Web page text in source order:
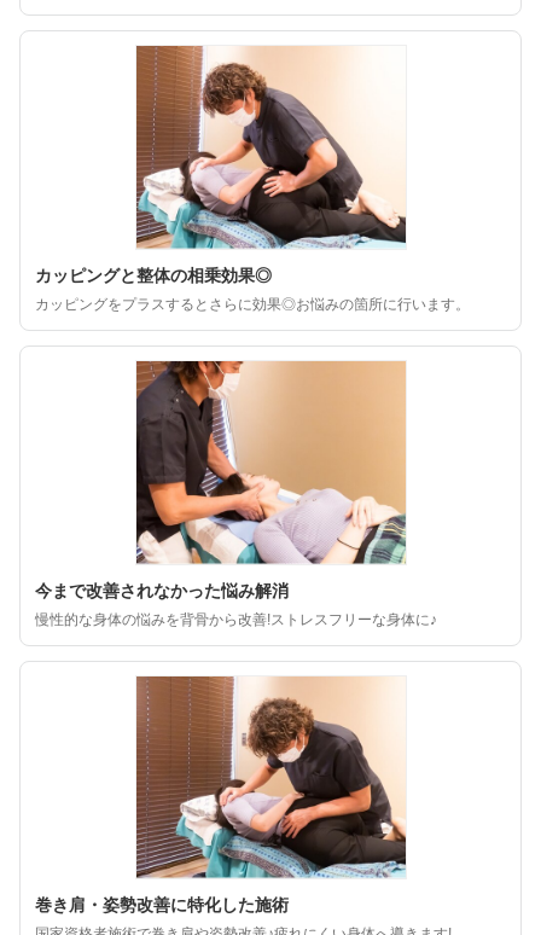
カッピングと整体の相乗効果◎
カッピングをプラスするとさらに効果◎お悩みの箇所に行います。
今まで改善されなかった悩み解消
慢性的な身体の悩みを背骨から改善!ストレスフリーな身体に♪
巻き肩・姿勢改善に特化した施術